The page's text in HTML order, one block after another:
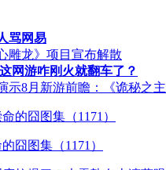
骂网易
雕龙》项目宣布解散
网游咋刚火就翻车了？
示8月新游前瞻：《诡秘之
囧图集（1171）